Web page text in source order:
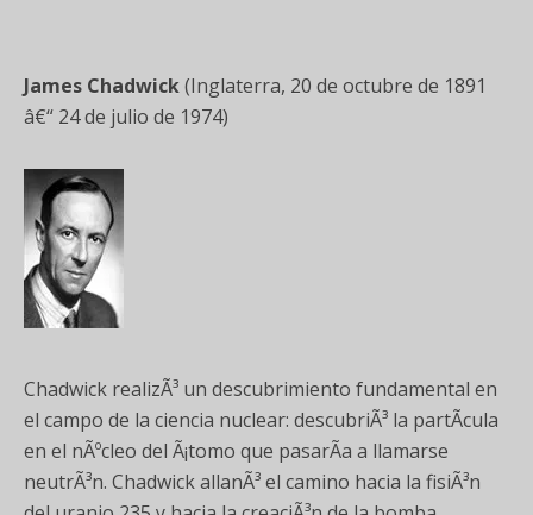
James Chadwick(Inglaterra, 20 de octubre de 1891
â€“ 24 de julio de 1974)
Chadwick realizÃ³ un descubrimiento fundamental en
el campo de la ciencia nuclear: descubriÃ³ la partÃ­cula
en el nÃºcleo del Ã¡tomo que pasarÃ­a a llamarse
neutrÃ³n. Chadwick allanÃ³ el camino hacia la fisiÃ³n